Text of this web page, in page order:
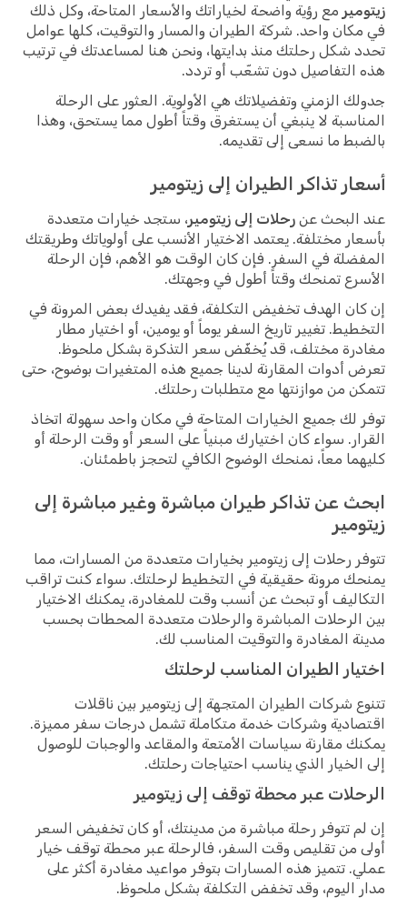
زيتومير مع رؤية واضحة لخياراتك والأسعار المتاحة، وكل ذلك
في مكان واحد. شركة الطيران والمسار والتوقيت، كلها عوامل
تحدد شكل رحلتك منذ بدايتها، ونحن هنا لمساعدتك في ترتيب
هذه التفاصيل دون تشعّب أو تردد.
جدولك الزمني وتفضيلاتك هي الأولوية. العثور على الرحلة
المناسبة لا ينبغي أن يستغرق وقتاً أطول مما يستحق، وهذا
بالضبط ما نسعى إلى تقديمه.
أسعار تذاكر الطيران إلى زيتومير
عند البحث عن رحلات إلى زيتومير، ستجد خيارات متعددة
بأسعار مختلفة. يعتمد الاختيار الأنسب على أولوياتك وطريقتك
المفضلة في السفر. فإن كان الوقت هو الأهم، فإن الرحلة
الأسرع تمنحك وقتاً أطول في وجهتك.
إن كان الهدف تخفيض التكلفة، فقد يفيدك بعض المرونة في
التخطيط. تغيير تاريخ السفر يوماً أو يومين، أو اختيار مطار
مغادرة مختلف، قد يُخفّض سعر التذكرة بشكل ملحوظ.
تعرض أدوات المقارنة لدينا جميع هذه المتغيرات بوضوح، حتى
تتمكن من موازنتها مع متطلبات رحلتك.
توفر لك جميع الخيارات المتاحة في مكان واحد سهولة اتخاذ
القرار. سواء كان اختيارك مبنياً على السعر أو وقت الرحلة أو
كليهما معاً، نمنحك الوضوح الكافي لتحجز باطمئنان.
ابحث عن تذاكر طيران مباشرة وغير مباشرة إلى
زيتومير
تتوفر رحلات إلى زيتومير بخيارات متعددة من المسارات، مما
يمنحك مرونة حقيقية في التخطيط لرحلتك. سواء كنت تراقب
التكاليف أو تبحث عن أنسب وقت للمغادرة، يمكنك الاختيار
بين الرحلات المباشرة والرحلات متعددة المحطات بحسب
مدينة المغادرة والتوقيت المناسب لك.
اختيار الطيران المناسب لرحلتك
تتنوع شركات الطيران المتجهة إلى زيتومير بين ناقلات
اقتصادية وشركات خدمة متكاملة تشمل درجات سفر مميزة.
يمكنك مقارنة سياسات الأمتعة والمقاعد والوجبات للوصول
إلى الخيار الذي يناسب احتياجات رحلتك.
الرحلات عبر محطة توقف إلى زيتومير
إن لم تتوفر رحلة مباشرة من مدينتك، أو كان تخفيض السعر
أولى من تقليص وقت السفر، فالرحلة عبر محطة توقف خيار
عملي. تتميز هذه المسارات بتوفر مواعيد مغادرة أكثر على
مدار اليوم، وقد تخفض التكلفة بشكل ملحوظ.